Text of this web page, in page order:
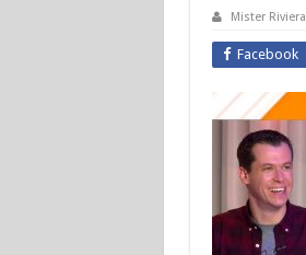
Mister Riviera
Facebook